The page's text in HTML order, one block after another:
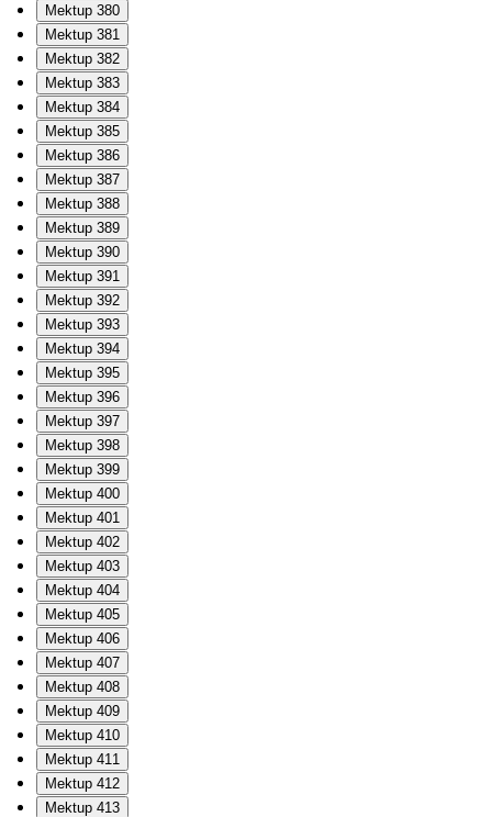
Mektup 380
Mektup 381
Mektup 382
Mektup 383
Mektup 384
Mektup 385
Mektup 386
Mektup 387
Mektup 388
Mektup 389
Mektup 390
Mektup 391
Mektup 392
Mektup 393
Mektup 394
Mektup 395
Mektup 396
Mektup 397
Mektup 398
Mektup 399
Mektup 400
Mektup 401
Mektup 402
Mektup 403
Mektup 404
Mektup 405
Mektup 406
Mektup 407
Mektup 408
Mektup 409
Mektup 410
Mektup 411
Mektup 412
Mektup 413